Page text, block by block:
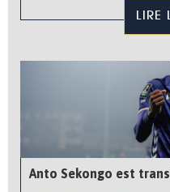
LIRE
Anto Sekongo est